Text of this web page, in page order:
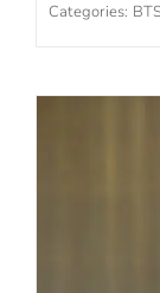
Categories: